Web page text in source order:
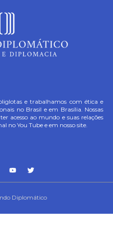
e trabalhamos com ética e
no Brasil e em Brasília. Nossas
acesso ao mundo e suas relações
no You Tube e em nosso site.
Diplomático